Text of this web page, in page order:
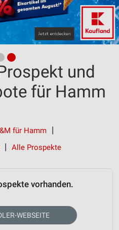
und
für Hamm
für Hamm
Alle Prospekte
vorhanden.
WEBSEITE